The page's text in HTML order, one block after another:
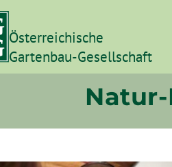
Österreichische
Gartenbau-Gesellschaft